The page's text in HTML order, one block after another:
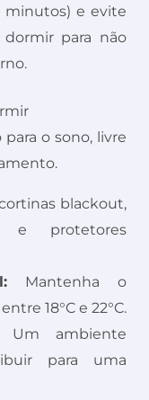
minutos) e evite
para não
o sono, livre
blackout,
e protetores
Mantenha o
18°C e 22°C.
Um ambiente
para uma